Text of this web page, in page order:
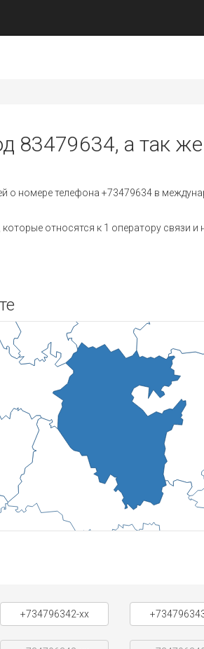
83479634, а так
номере телефона +73479634 в
относятся к 1 оператору связи и
+734796342-xx